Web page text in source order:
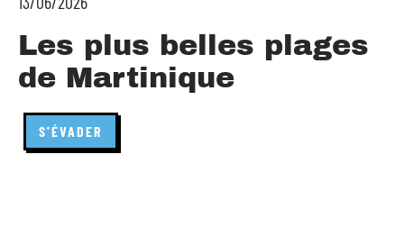
Les plus belles plages
de Martinique
S'ÉVADER